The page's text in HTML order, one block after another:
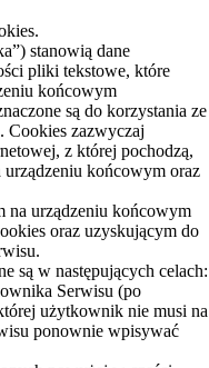
stanowią dane
pliki tekstowe, które
końcowym
są do korzystania ze
Cookies zazwyczaj
z której pochodzą,
końcowym oraz
na urządzeniu końcowym
oraz uzyskującym do
są w następujących celach:
Serwisu (po
użytkownik nie musi na
ponownie wpisywać